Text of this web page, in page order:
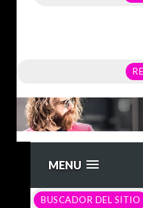
MENU
BUSCADOR DEL SITIO